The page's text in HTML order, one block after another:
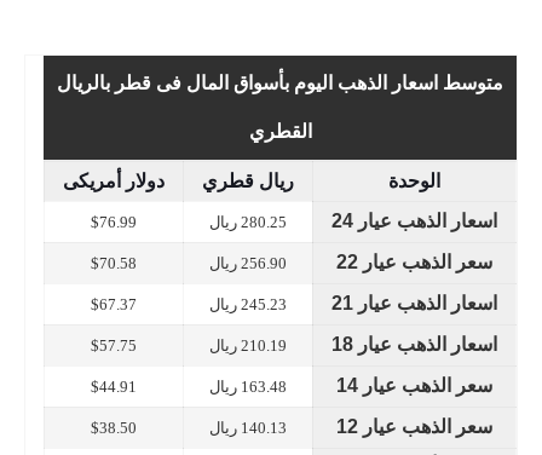
متوسط اسعار الذهب اليوم بأسواق المال فى قطر بالريال
القطري
الوحدة ريال قطري
دولار أمريكى
اسعار الذهب عيار 24
280.25 ريال $76.99
سعر الذهب عيار 22 256.90 ريال $70.58
اسعار الذهب عيار 21 245.23 ريال $67.37
اسعار الذهب عيار 18 210.19 ريال $57.75
سعر الذهب عيار 14 163.48 ريال $44.91
سعر الذهب عيار 12 140.13 ريال $38.50